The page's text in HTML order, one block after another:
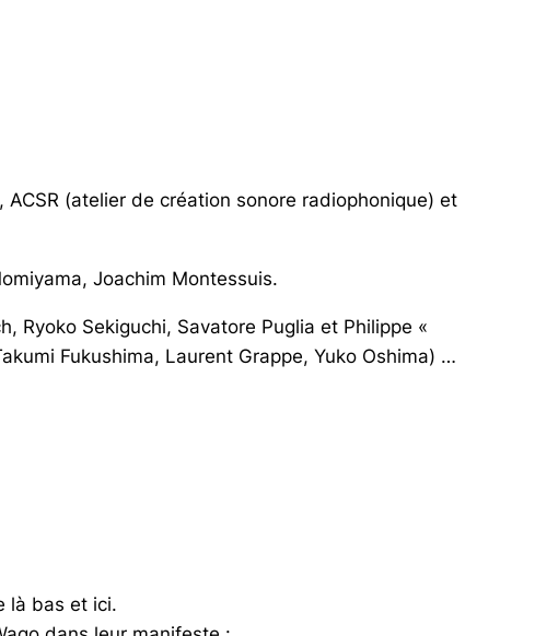
(atelier de création sonore radiophonique) et
Joachim Montessuis.
Ryoko Sekiguchi, Savatore Puglia et Philippe «
Fukushima, Laurent Grappe, Yuko Oshima) …
là bas et ici.